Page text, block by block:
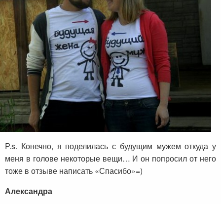
P.s. Конечно, я поделилась с будущим мужем откуда у
меня в голове некоторые вещи… И он попросил от него
тоже в отзыве написать «Спасибо»=)
Александра